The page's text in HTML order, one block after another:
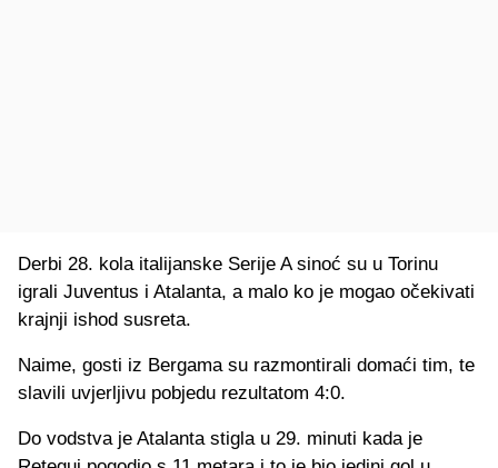
Derbi 28. kola italijanske Serije A sinoć su u Torinu
igrali Juventus i Atalanta, a malo ko je mogao očekivati
krajnji ishod susreta.
Naime, gosti iz Bergama su razmontirali domaći tim, te
slavili uvjerljivu pobjedu rezultatom 4:0.
Do vodstva je Atalanta stigla u 29. minuti kada je